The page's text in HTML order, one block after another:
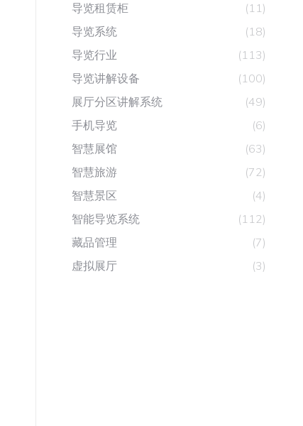
导览租赁柜
(11)
导览系统
(18)
导览行业
(113)
导览讲解设备
(100)
展厅分区讲解系统
(49)
手机导览
(6)
智慧展馆
(63)
智慧旅游
(72)
智慧景区
(4)
智能导览系统
(112)
藏品管理
(7)
虚拟展厅
(3)